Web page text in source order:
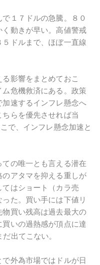
１７ドルの急騰。８０
く動きが早い。高値警戒
ドルまで、ほぼ一直線
影響をまとめておこ
ム危機救済にある。政策
速するインフレ懸念へ
らを優先させれば当
で、インフレ懸念加速と
の唯一とも言える潜在
アタマを抑える重しが
はショート（カラ売
た。買い手には下値リ
買い残高は過去最大の
いの過熱感が頂点に達
出てこない。
外為市場ではドルが日